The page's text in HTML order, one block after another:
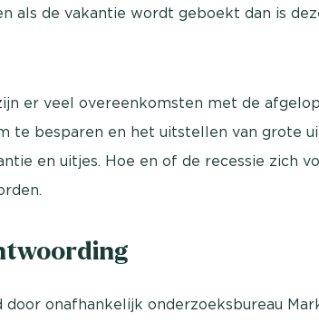
als de vakantie wordt geboekt dan is
er veel overeenkomsten met de
te besparen en het uitstellen van grote
en uitjes. Hoe en of de recessie zich
door onafhankelijk onderzoeksbureau